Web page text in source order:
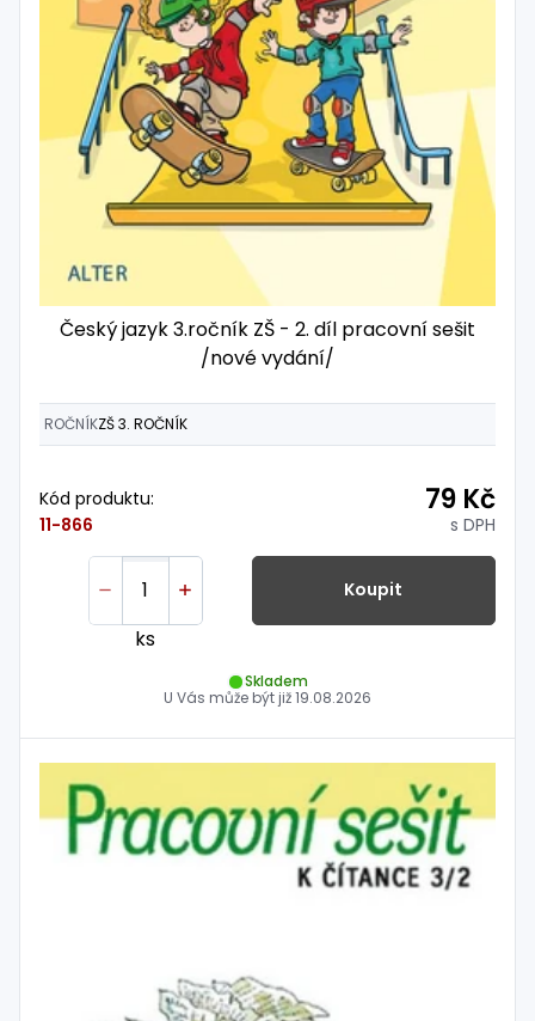
Český jazyk 3.ročník ZŠ - 2. díl pracovní sešit
/nové vydání/
ROČNÍKZŠ 3. ROČNÍK
Kód produktu:
11-866
79 Kč
s DPH
ks
Koupit
Skladem
U Vás může být již19.08.2026